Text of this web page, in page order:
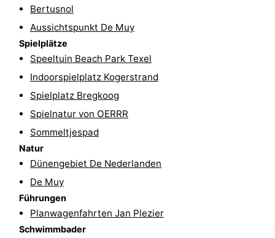
Rundfahrten
Bauernhöfe
Spielplätze
Minigolfplätze
Natur
Führungen
Sport
Schwimmbader
Bertusnol
Aussichtspunkt De Muy
Spielplätze
Speeltuin Beach Park Texel
Indoorspielplatz Kogerstrand
Spielplatz Bregkoog
Spielnatur von OERRR
Sommeltjespad
Natur
Dünengebiet De Nederlanden
De Muy
Führungen
Planwagenfahrten Jan Plezier
Schwimmbader